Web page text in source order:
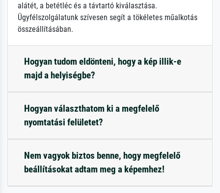
alátét, a betétléc és a távtartó kiválasztása.
Ügyfélszolgálatunk szívesen segít a tökéletes műalkotás
összeállításában.
Hogyan tudom eldönteni, hogy a kép illik-e
majd a helyiségbe?
Hogyan választhatom ki a megfelelő
nyomtatási felületet?
Nem vagyok biztos benne, hogy megfelelő
beállításokat adtam meg a képemhez!